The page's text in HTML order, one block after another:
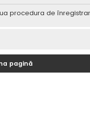
procedura de
pagină